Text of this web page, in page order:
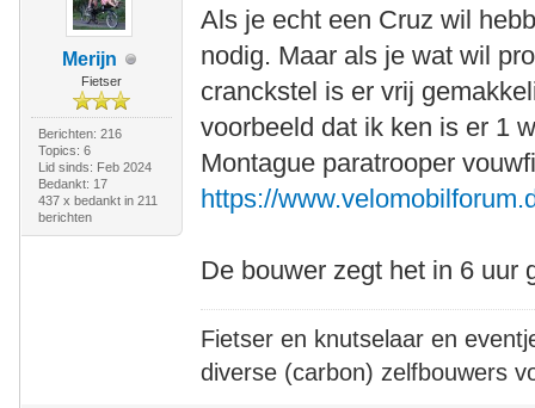
Merijn
Fietser
Berichten: 216
Topics: 6
Lid sinds: Feb 2024
Bedankt: 17
437 x bedankt in 211
berichten
Als je echt een Cruz wil
nodig. Maar als je wat wil
cranckstel is er vrij
voorbeeld dat ik ken is er 1
Montague paratrooper
https://
De bouwer zegt het in 6 uur
Fietser en knutselaar en
diverse (carbon) zelfbouwers